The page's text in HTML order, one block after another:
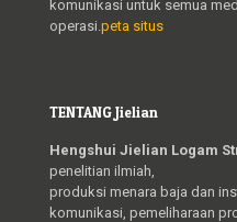
komunikasi untuk semua
operasi. peta situs
TENTANG Jielian
Hengshui Jielian Logam
penelitian ilmiah,
produksi menara baja dan
komunikasi, pemeliharaan